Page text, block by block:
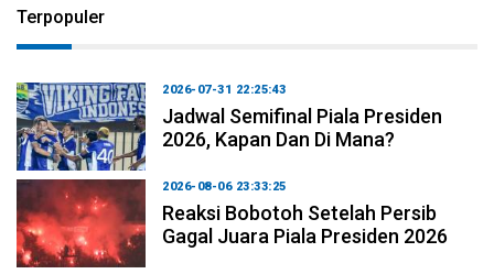
Terpopuler
2026-07-31 22:25:43
Jadwal Semifinal Piala Presiden
2026, Kapan Dan Di Mana?
2026-08-06 23:33:25
Reaksi Bobotoh Setelah Persib
Gagal Juara Piala Presiden 2026